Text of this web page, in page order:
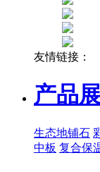
友情链接：
产品
生态地铺石
中板 复合保